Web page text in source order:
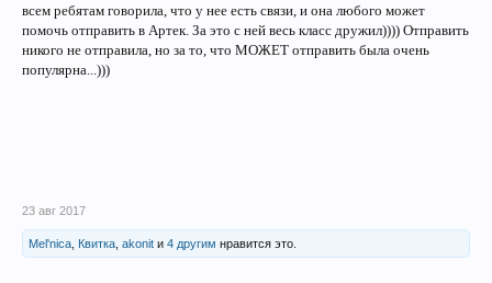
всем ребятам говорила, что у нее есть связи, и она любого может
помочь отправить в Артек. За это с ней весь класс дружил)))) Отправить
никого не отправила, но за то, что МОЖЕТ отправить была очень
популярна...)))
23 авг 2017
Mel'nica Квитка akonit и 4 другим нравится это.